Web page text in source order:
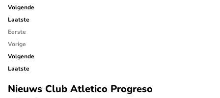
Volgende
Laatste
Eerste
Vorige
Volgende
Laatste
Nieuws Club Atletico Progreso